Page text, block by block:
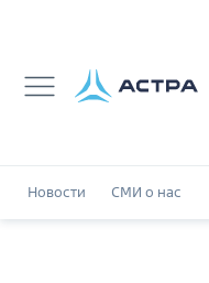
Новости СМИ о нас